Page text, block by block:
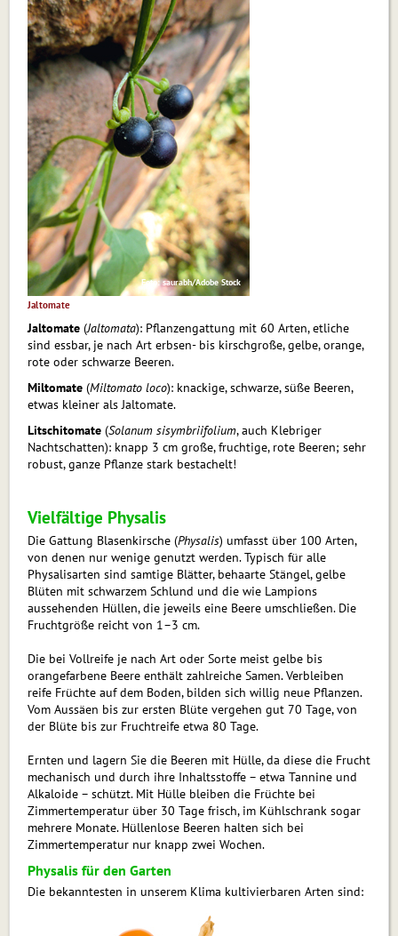
Foto: saurabh/Adobe Stock
Jaltomate
Jaltomate (Jaltomata): Pflanzengattung mit 60 Arten, etliche
sind essbar, je nach Art erbsen- bis kirschgroße, gelbe, orange,
rote oder schwarze Beeren.
Miltomate (Miltomato loco): knackige, schwarze, süße Beeren,
etwas kleiner als Jaltomate.
Litschitomate (Solanum sisymbriifolium, auch Klebriger
Nachtschatten): knapp 3 cm große, fruchtige, rote Beeren; sehr
robust, ganze Pflanze stark bestachelt!
Vielfältige Physalis
Die Gattung Blasenkirsche (Physalis) umfasst über 100 Arten,
von denen nur wenige genutzt werden. Typisch für alle
Physalisarten sind samtige Blätter, behaarte Stängel, gelbe
Blüten mit schwarzem Schlund und die wie Lampions
aussehenden Hüllen, die jeweils eine Beere umschließen. Die
Fruchtgröße reicht von 1–3 cm.
Die bei Vollreife je nach Art oder Sorte meist gelbe bis
orangefarbene Beere enthält zahlreiche Samen. Verbleiben
reife Früchte auf dem Boden, bilden sich willig neue Pflanzen.
Vom Aussäen bis zur ersten Blüte vergehen gut 70 Tage, von
der Blüte bis zur Fruchtreife etwa 80 Tage.
Ernten und lagern Sie die Beeren mit Hülle, da diese die Frucht
me­cha­nisch und durch ihre Inhaltsstoffe – etwa Tannine und
Alkaloide – schützt. Mit Hülle bleiben die Früchte bei
Zimmertemperatur über 30 Tage frisch, im Kühlschrank sogar
mehrere Monate. Hüllenlose Beeren halten sich bei
Zimmertemperatur nur knapp zwei Wochen.
Physalis für den Garten
Die bekanntesten in unserem Klima kultivierbaren Arten sind: